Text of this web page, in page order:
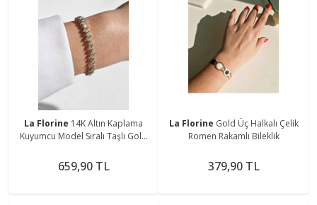
La Florine 14K Altın Kaplama
Kuyumcu Model Sıralı Taşlı Gold
659,90 TL
La Florine Gold Üç Halkalı Çelik
Romen Rakamlı Bileklik
379,90 TL